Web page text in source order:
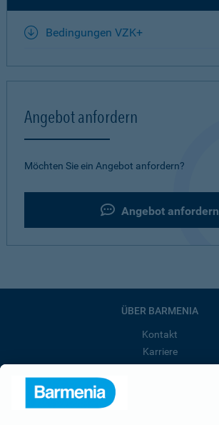
Bedingungen VZK+
Angebot anfordern
Möchten Sie ein Angebot anfordern?
Angebot anfordern
ÜBER BARMENIA
Kontakt
Karriere